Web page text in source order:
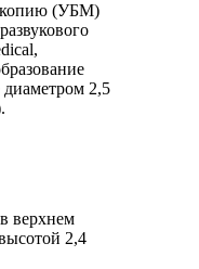
(УБМ)
диаметром 2,5
.
верхнем
2,4